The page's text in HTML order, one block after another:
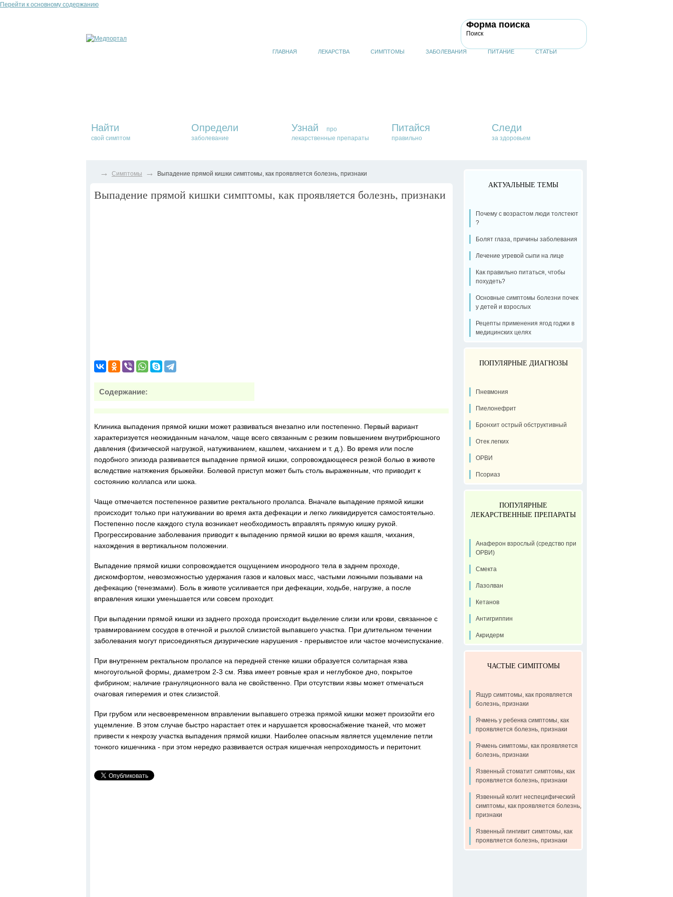
Перейти к основному содержанию
Форма поиска
Поиск
ГЛАВНАЯ ЛЕКАРСТВА СИМПТОМЫ ЗАБОЛЕВАНИЯ ПИТАНИЕ СТАТЬИ
Найти
свой симптом
Определи
заболевание
Узнай
про
лекарственные препараты
Питайся
правильно
Следи
за здоровьем
→ Симптомы → Выпадение прямой кишки симптомы, как проявляется болезнь, признаки
Выпадение прямой кишки симптомы, как проявляется болезнь, признаки
Содержание:
Клиника выпадения прямой кишки может развиваться внезапно или постепенно. Первый вариант
характеризуется неожиданным началом, чаще всего связанным с резким повышением внутрибрюшного
давления (физической нагрузкой, натуживанием, кашлем, чиханием и т. д.). Во время или после
подобного эпизода развивается выпадение прямой кишки, сопровождающееся резкой болью в животе
вследствие натяжения брыжейки. Болевой приступ может быть столь выраженным, что приводит к
состоянию коллапса или шока.
Чаще отмечается постепенное развитие ректального пролапса. Вначале выпадение прямой кишки
происходит только при натуживании во время акта дефекации и легко ликвидируется самостоятельно.
Постепенно после каждого стула возникает необходимость вправлять прямую кишку рукой.
Прогрессирование заболевания приводит к выпадению прямой кишки во время кашля, чихания,
нахождения в вертикальном положении.
Выпадение прямой кишки сопровождается ощущением инородного тела в заднем проходе,
дискомфортом, невозможностью удержания газов и каловых масс, частыми ложными позывами на
дефекацию (тенезмами). Боль в животе усиливается при дефекации, ходьбе, нагрузке, а после
вправления кишки уменьшается или совсем проходит.
При выпадении прямой кишки из заднего прохода происходит выделение слизи или крови, связанное с
травмированием сосудов в отечной и рыхлой слизистой выпавшего участка. При длительном течении
заболевания могут присоединяться дизурические нарушения - прерывистое или частое мочеиспускание.
При внутреннем ректальном пролапсе на передней стенке кишки образуется солитарная язва
многоугольной формы, диаметром 2-3 см. Язва имеет ровные края и неглубокое дно, покрытое
фибрином; наличие грануляционного вала не свойственно. При отсутствии язвы может отмечаться
очаговая гиперемия и отек слизистой.
При грубом или несвоевременном вправлении выпавшего отрезка прямой кишки может произойти его
ущемление. В этом случае быстро нарастает отек и нарушается кровоснабжение тканей, что может
привести к некрозу участка выпадения прямой кишки. Наиболее опасным является ущемление петли
тонкого кишечника - при этом нередко развивается острая кишечная непроходимость и перитонит.
АКТУАЛЬНЫЕ ТЕМЫ
Почему с возрастом люди толстеют
?
Болят глаза, причины заболевания
Лечение угревой сыпи на лице
Как правильно питаться, чтобы
похудеть?
Основные симптомы болезни почек
у детей и взрослых
Рецепты применения ягод годжи в
медицинских целях
ПОПУЛЯРНЫЕ ДИАГНОЗЫ
Пневмония
Пиелонефрит
Бронхит острый обструктивный
Отек легких
ОРВИ
Псориаз
ПОПУЛЯРНЫЕ
ЛЕКАРСТВЕННЫЕ ПРЕПАРАТЫ
Анаферон взрослый (средство при
ОРВИ)
Смекта
Лазолван
Кетанов
Антигриппин
Акридерм
ЧАСТЫЕ СИМПТОМЫ
Ящур симптомы, как проявляется
болезнь, признаки
Ячмень у ребенка симптомы, как
проявляется болезнь, признаки
Ячмень симптомы, как проявляется
болезнь, признаки
Язвенный стоматит симптомы, как
проявляется болезнь, признаки
Язвенный колит неспецифический
симптомы, как проявляется болезнь,
признаки
Язвенный гингивит симптомы, как
проявляется болезнь, признаки